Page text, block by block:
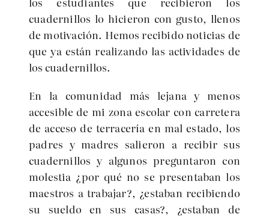
cuadernillos lo hicieron con gusto, llenos
de motivación. Hemos recibido noticias de
que ya están realizando las actividades de
los cuadernillos.
En la comunidad más lejana y menos
accesible de mi zona escolar con carretera
de acceso de terracería en mal estado, los
padres y madres salieron a recibir sus
cuadernillos y algunos preguntaron con
molestia ¿por qué no se presentaban los
maestros a trabajar?, ¿estaban recibiendo
su sueldo en sus casas?, ¿estaban de